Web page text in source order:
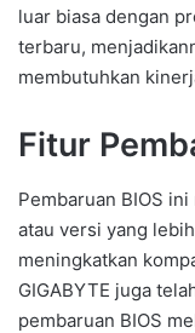
luar biasa dengan
terbaru,
membutuhkan
Fitur
Pembaruan BIOS
atau versi yang
meningkatkan
GIGABYTE juga
pembaruan BIOS